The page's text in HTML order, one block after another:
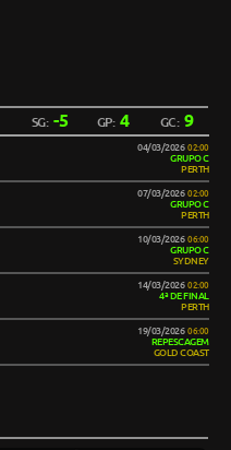
SG:-5 GP: 4 GC: 9
04/03/2026 02:00
GRUPO C
PERTH
07/03/2026 02:00
GRUPO C
PERTH
10/03/2026 06:00
GRUPO C
SYDNEY
14/03/2026 02:00
4ª DE FINAL
PERTH
19/03/2026 06:00
REPESCAGEM
GOLD COAST